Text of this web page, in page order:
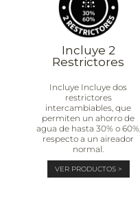
Incluye 2
Restrictores
Incluye Incluye dos
restrictores
intercambiables, que
permiten un ahorro de
agua de hasta 30% o 60%,
respecto a un aireador
normal.
VER PRODUCTOS >